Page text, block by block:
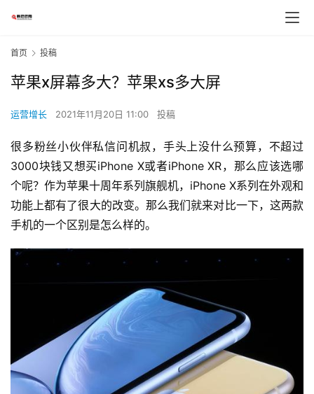
首页 投稿
苹果x屏幕多大？苹果xs多大屏
运营增长 2021年11月20日 11:00 投稿
很多粉丝小伙伴私信问机叔，手头上没什么预算，不超过
3000块钱又想买iPhone X或者iPhone XR，那么应该选哪
个呢？作为苹果十周年系列旗舰机，iPhone X系列在外观和
功能上都有了很大的改变。那么我们就来对比一下，这两款
手机的一个区别是怎么样的。